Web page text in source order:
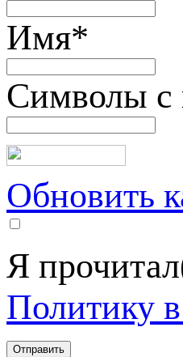
Имя*
Символы с
Обновить
Я
Политику